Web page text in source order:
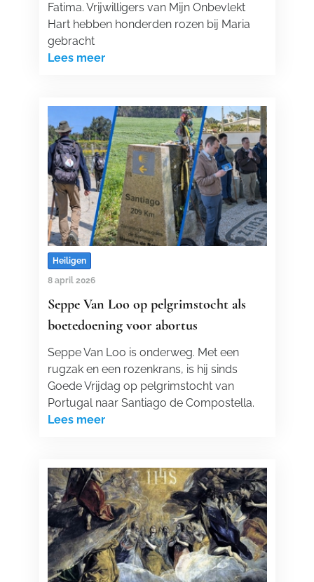
Fatima. Vrijwilligers van Mijn Onbevlekt
Hart hebben honderden rozen bij Maria
gebracht
Lees meer
Heiligen
8 april 2026
Seppe Van Loo op pelgrimstocht als
boetedoening voor abortus
Seppe Van Loo is onderweg. Met een
rugzak en een rozenkrans, is hij sinds
Goede Vrijdag op pelgrimstocht van
Portugal naar Santiago de Compostella.
Lees meer